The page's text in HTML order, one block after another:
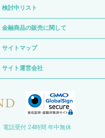
検討中リスト
金融商品の販売に関して
サイトマップ
サイト運営会社
電話受付 24時間 年中無休